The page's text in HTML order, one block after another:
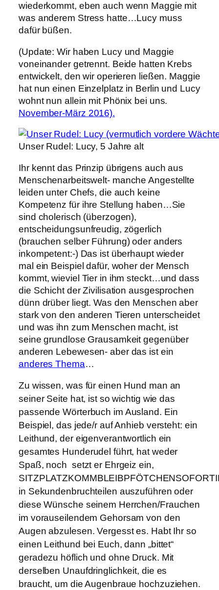
wiederkommt, eben auch wenn Maggie mit
was anderem Stress hatte…Lucy muss
dafür büßen.
(Update: Wir haben Lucy und Maggie
voneinander getrennt. Beide hatten Krebs
entwickelt, den wir operieren ließen. Maggie
hat nun einen Einzelplatz in Berlin und Lucy
wohnt nun allein mit Phönix bei uns.
November-März 2016).
Unser Rudel: Lucy, 5 Jahre alt
Ihr kennt das Prinzip übrigens auch aus
Menschenarbeitswelt- manche Angestellte
leiden unter Chefs, die auch keine
Kompetenz für ihre Stellung haben…Sie
sind cholerisch (überzogen),
entscheidungsunfreudig, zögerlich
(brauchen selber Führung) oder anders
inkompetent:-) Das ist überhaupt wieder
mal ein Beispiel dafür, woher der Mensch
kommt, wieviel Tier in ihm steckt…und dass
die Schicht der Zivilisation ausgesprochen
dünn drüber liegt. Was den Menschen aber
stark von den anderen Tieren unterscheidet
und was ihn zum Menschen macht, ist
seine grundlose Grausamkeit gegenüber
anderen Lebewesen- aber das ist ein
anderes Thema…
Zu wissen, was für einen Hund man an
seiner Seite hat, ist so wichtig wie das
passende Wörterbuch im Ausland. Ein
Beispiel, das jede/r auf Anhieb versteht: ein
Leithund, der eigenverantwortlich ein
gesamtes Hunderudel führt, hat weder
Spaß, noch setzt er Ehrgeiz ein,
in Sekundenbruchteilen auszuführen oder
diese Wünsche seinem Herrchen/Frauchen
im vorauseilendem Gehorsam von den
Augen abzulesen. Vergesst es. Habt Ihr so
einen Leithund bei Euch, dann „bittet“
geradezu höflich und ohne Druck. Mit
derselben Unaufdringlichkeit, die es
braucht, um die Augenbraue hochzuziehen.